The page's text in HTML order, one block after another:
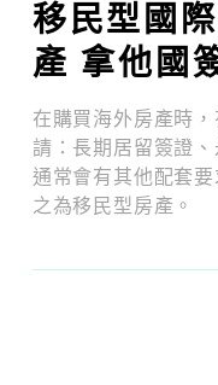
移民型國
產 拿他國
在購買海外房產時
請：長期居留簽證
通常會有其他配套
之為移民型房產。